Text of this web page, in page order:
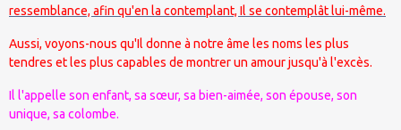
ressemblance, afin qu'en la contemplant, Il se contemplât lui-même.
Aussi, voyons-nous qu'Il donne à notre âme les noms les plus
tendres et les plus capables de montrer un amour jusqu'à l'excès.
Il l'appelle son enfant, sa sœur, sa bien-aimée, son épouse, son
unique, sa colombe.